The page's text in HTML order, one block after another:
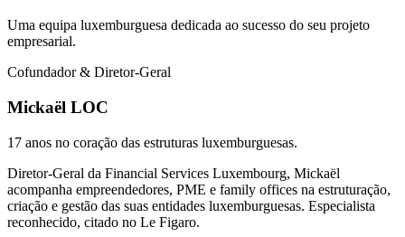
Uma equipa luxemburguesa dedicada ao sucesso do seu projeto
empresarial.
Cofundador & Diretor-Geral
Mickaël LOC
17 anos no coração das estruturas luxemburguesas.
Diretor-Geral da Financial Services Luxembourg, Mickaël
acompanha empreendedores, PME e family offices na estruturação,
criação e gestão das suas entidades luxemburguesas. Especialista
reconhecido, citado no Le Figaro.